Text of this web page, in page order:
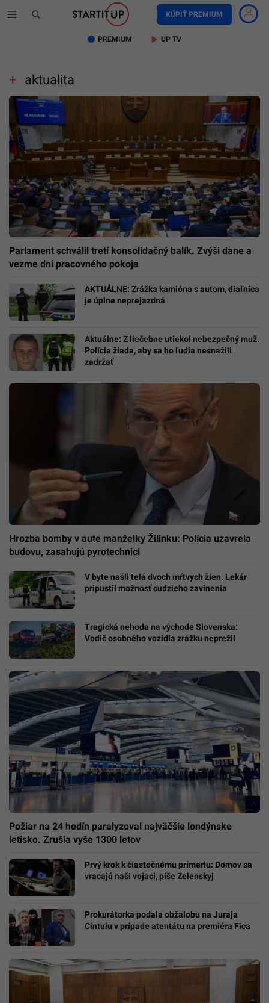
KÚPIŤ PREMIUM
PREMIUM UP TV
aktualita
Parlament schválil tretí konsolidačný balík. Zvýši dane a
vezme dni pracovného pokoja
AKTUÁLNE: Zrážka kamióna s autom, diaľnica
je úplne neprejazdná
Aktuálne: Z liečebne utiekol nebezpečný muž.
Polícia žiada, aby sa ho ľudia nesnažili
zadržať
Hrozba bomby v aute manželky Žilinku: Polícia uzavrela
budovu, zasahujú pyrotechnici
V byte našli telá dvoch mŕtvych žien. Lekár
pripustil možnosť cudzieho zavinenia
Tragická nehoda na východe Slovenska:
Vodič osobného vozidla zrážku neprežil
Požiar na 24 hodín paralyzoval najväčšie londýnske
letisko. Zrušia vyše 1300 letov
Prvý krok k čiastočnému prímeriu: Domov sa
vracajú naši vojaci, píše Zelenskyj
Prokurátorka podala obžalobu na Juraja
Cintulu v prípade atentátu na premiéra Fica